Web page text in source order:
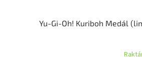
Yu-Gi-Oh! Kuriboh Medál